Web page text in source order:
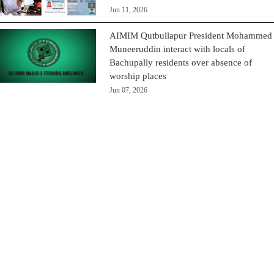
Jun 11, 2026
AIMIM Qutbullapur President Mohammed
Muneeruddin interact with locals of
Bachupally residents over absence of
worship places
Jun 07, 2026